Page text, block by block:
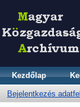
Kezdőlap
Bejelentkezés